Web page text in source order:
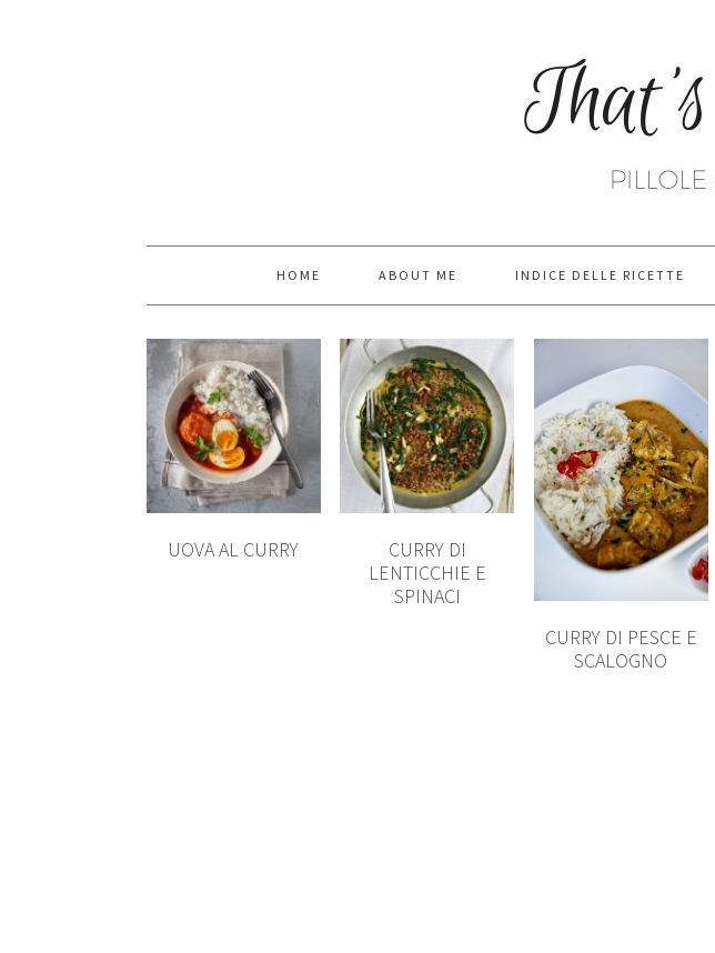
HOME ABOUT ME INDICE DELLE RICETTE
UOVA AL CURRY
CURRY DI
LENTICCHIE E
SPINACI
CURRY DI PESCE E
SCALOGNO